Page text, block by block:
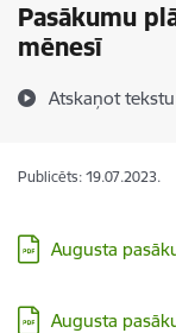
Pasākumu
mēnesī
Atskaņot tekstu
Publicēts: 19.07.2023.
Lejupielādēt:
Augusta
Lejupielādēt:
Augusta